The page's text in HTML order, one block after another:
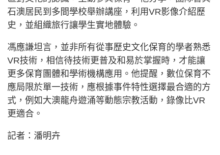
石澳居民到多間學校舉辦講座，利用VR影像介紹歷
史，並組織旅行讓學生實地體驗。
馮應謙坦言，並非所有從事歷史文化保育的學者熟悉
VR技術，相信待技術更普及和易於掌握時，才能讓
更多保育團體和學術機構應用。他提醒，數位保育不
應局限於單一技術，應根據事件特性選擇最合適的方
式，例如大澳龍舟遊涌等動態宗教活動，錄像比VR
更適合。
記者：潘明卉